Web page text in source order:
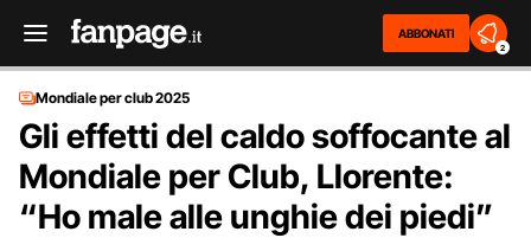
ABBONATI
2
Mondiale per club 2025
Gli effetti del caldo soffocante al
Mondiale per Club, Llorente:
“Ho male alle unghie dei piedi”